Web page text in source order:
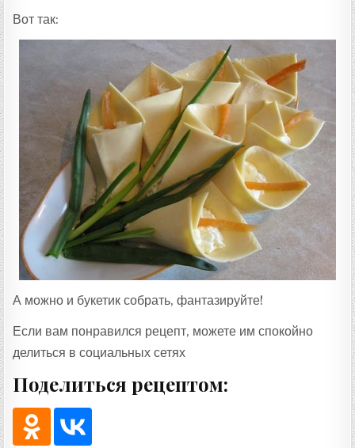
Вот так:
А можно и букетик собрать, фантазируйте!
Если вам понравился рецепт, можете им спокойно
делиться в социальных сетях
Поделиться рецептом: